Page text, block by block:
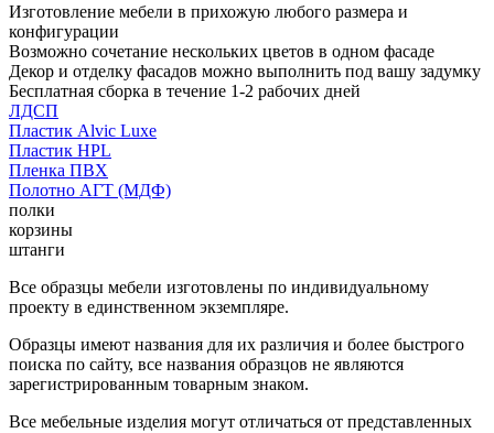
Изготовление мебели в прихожую любого размера и
конфигурации
Возможно сочетание нескольких цветов в одном фасаде
Декор и отделку фасадов можно выполнить под вашу задумку
Бесплатная сборка в течение 1-2 рабочих дней
ЛДСП
Пластик Alvic Luxe
Пластик HPL
Пленка ПВХ
Полотно АГТ (МДФ)
полки
корзины
штанги
Все образцы мебели изготовлены по индивидуальному
проекту в единственном экземпляре.
Образцы имеют названия для их различия и более быстрого
поиска по сайту, все названия образцов не являются
зарегистрированным товарным знаком.
Все мебельные изделия могут отличаться от представленных